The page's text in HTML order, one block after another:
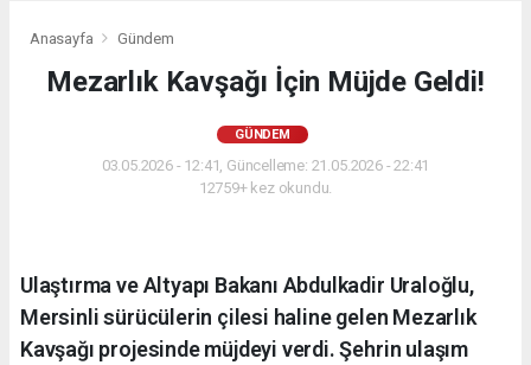
Anasayfa Gündem
Mezarlık Kavşağı İçin Müjde Geldi!
GÜNDEM
03.05.2026 - 12:41, Güncelleme: 21.05.2026 - 22:41
12759+ kez okundu.
Ulaştırma ve Altyapı Bakanı Abdulkadir Uraloğlu,
Mersinli sürücülerin çilesi haline gelen Mezarlık
Kavşağı projesinde müjdeyi verdi. Şehrin ulaşım